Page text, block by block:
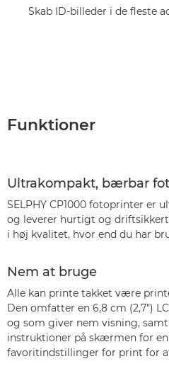
Skab ID-billeder i de fleste
Funktioner
Ultrakompakt, bærbar
SELPHY CP1000 fotoprinter er
og leverer hurtigt og
i høj kvalitet, hvor end du har
Nem at bruge
Alle kan printe takket være
Den omfatter en 6,8 cm (2,7")
og som giver nem visning,
instruktioner på skærmen for
favoritindstillinger for print for